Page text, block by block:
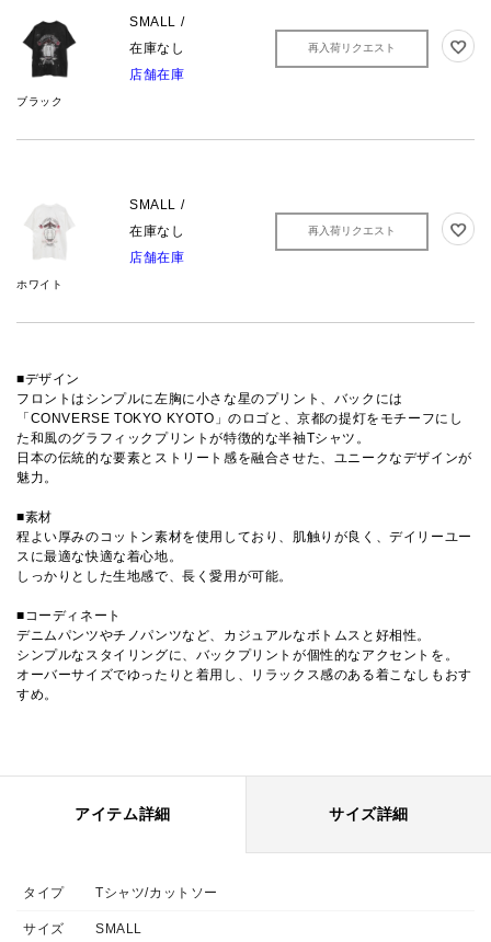
ブラック
SMALL /
在庫なし
店舗在庫
再入荷リクエスト
ホワイト
SMALL /
在庫なし
店舗在庫
再入荷リクエスト
■デザイン
フロントはシンプルに左胸に小さな星のプリント、バックには
「CONVERSE TOKYO KYOTO」のロゴと、京都の提灯をモチーフにし
た和風のグラフィックプリントが特徴的な半袖Tシャツ。
日本の伝統的な要素とストリート感を融合させた、ユニークなデザインが
魅力。
■素材
程よい厚みのコットン素材を使用しており、肌触りが良く、デイリーユー
スに最適な快適な着心地。
しっかりとした生地感で、長く愛用が可能。
■コーディネート
デニムパンツやチノパンツなど、カジュアルなボトムスと好相性。
シンプルなスタイリングに、バックプリントが個性的なアクセントを。
オーバーサイズでゆったりと着用し、リラックス感のある着こなしもおす
すめ。
アイテム詳細 サイズ詳細
タイプ Tシャツ/カットソー
サイズ SMALL